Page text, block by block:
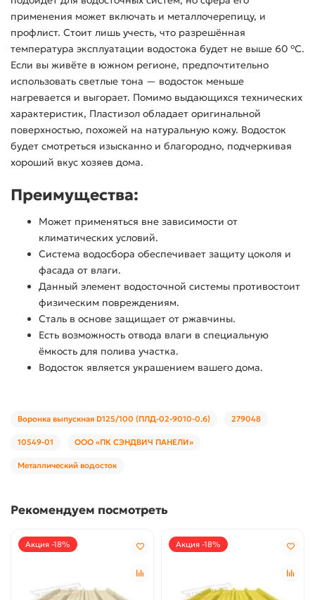
применения может включать и металлочерепицу, и
профлист. Стоит лишь учесть, что разрешённая
температура эксплуатации водостока будет не выше 60 °С.
Если вы живёте в южном регионе, предпочтительно
использовать светлые тона — водосток меньше
нагревается и выгорает. Помимо выдающихся технических
характеристик, Пластизол обладает оригинальной
поверхностью, похожей на натуральную кожу. Водосток
будет смотреться изысканно и благородно, подчеркивая
хороший вкус хозяев дома.
Преимущества:
Может применяться вне зависимости от
климатических условий.
Система водосбора обеспечивает защиту цоколя и
фасада от влаги.
Данный элемент водосточной системы противостоит
физическим повреждениям.
Сталь в основе защищает от ржавчины.
Есть возможность отвода влаги в специальную
ёмкость для полива участка.
Водосток является украшением вашего дома.
Воронка выпускная D125/100 (ПЛД-02-9010-0.6) 279048
10549-01 ООО «ПК СЭНДВИЧ ПАНЕЛИ»
Металлический водосток
Рекомендуем посмотреть
Акция -18% Акция -18%